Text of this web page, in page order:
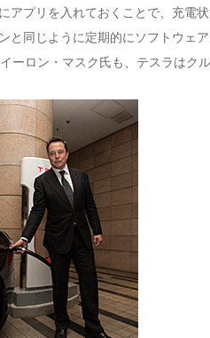
アプリを入れておくことで、充電
と同じように定期的にソフトウェ
ーロン・マスク氏も、テスラはク